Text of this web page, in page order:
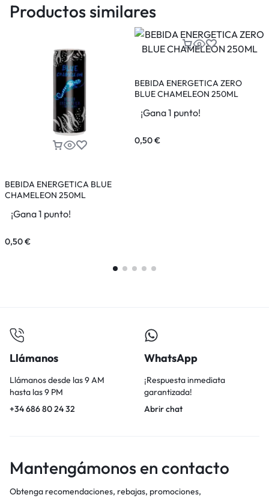
Productos similares
BEBIDA ENERGETICA BLUE
CHAMELEON 250ML
¡Gana 1 punto!
0,50€
BEBIDA ENERGETICA ZERO
BLUE CHAMELEON 250ML
¡Gana 1 punto!
0,50€
Llámanos
Llámanos desde las 9 AM
hasta las 9 PM
+34 686 80 24 32
WhatsApp
¡Respuesta inmediata
garantizada!
Abrir chat
Mantengámonos en contacto
Obtenga recomendaciones, rebajas, promociones,